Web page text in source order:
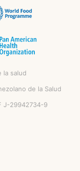
la salud
de la Salud
J-29942734-9